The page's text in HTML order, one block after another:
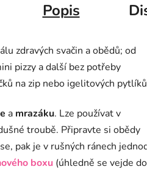
Popis
zdravých svačin a obědů; od
pizzy a další bez potřeby
na zip nebo igelitových
a mrazáku. Lze používat v
troubě. Připravte si obědy
pak je v rušných ránech
boxu (úhledně se vejde do